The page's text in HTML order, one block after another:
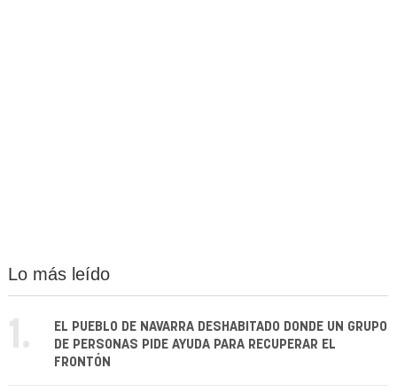
Lo más leído
1.
EL PUEBLO DE NAVARRA DESHABITADO DONDE UN GRUPO
DE PERSONAS PIDE AYUDA PARA RECUPERAR EL
FRONTÓN